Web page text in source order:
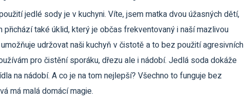
jedlé sody je v kuchyni. Víte, jsem matka dvou úžasných dětí,
přichází také úklid, který je občas frekventovaný i naší mazlivou
udržovat naši kuchyň v čistotě a to bez použití agresivních
pro čistění sporáku, dřezu ale i nádobí. Jedlá soda dokáže
na nádobí. A co je na tom nejlepší? Všechno to funguje bez
má malá domácí magie.